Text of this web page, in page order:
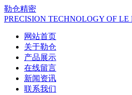
勒仓精密
PRECISION TECHNOLOGY OF LE
网站首页
关于勒仓
产品展示
在线留言
新闻资讯
联系我们